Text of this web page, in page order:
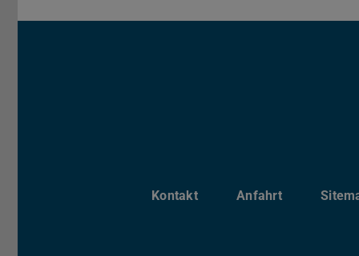
Kontakt Anfahrt